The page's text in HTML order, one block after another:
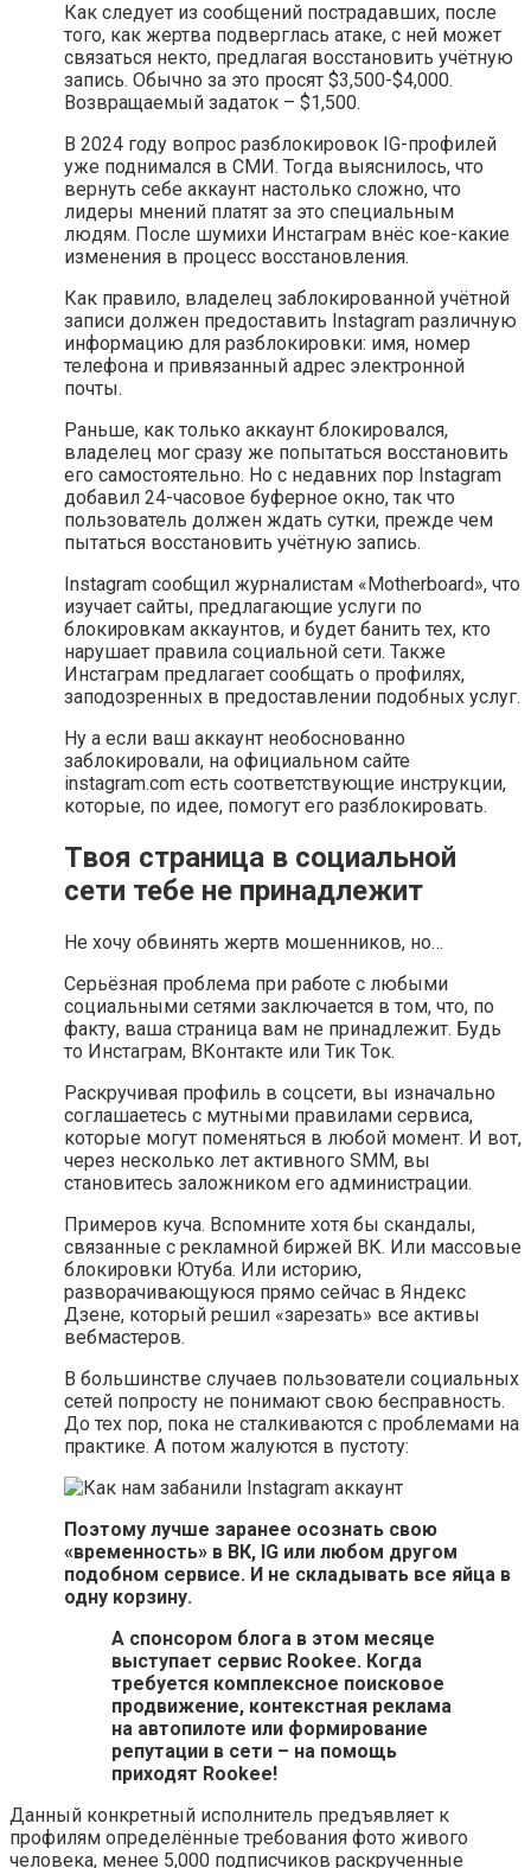
Как следует из сообщений пострадавших, после
того, как жертва подверглась атаке, с ней может
связаться некто, предлагая восстановить учётную
запись. Обычно за это просят $3,500-$4,000.
Возвращаемый задаток – $1,500.
В 2024 году вопрос разблокировок IG-профилей
уже поднимался в СМИ. Тогда выяснилось, что
вернуть себе аккаунт настолько сложно, что
лидеры мнений платят за это специальным
людям. После шумихи Инстаграм внёс кое-какие
изменения в процесс восстановления.
Как правило, владелец заблокированной учётной
записи должен предоставить Instagram различную
информацию для разблокировки: имя, номер
телефона и привязанный адрес электронной
почты.
Раньше, как только аккаунт блокировался,
владелец мог сразу же попытаться восстановить
его самостоятельно. Но с недавних пор Instagram
добавил 24-часовое буферное окно, так что
пользователь должен ждать сутки, прежде чем
пытаться восстановить учётную запись.
Instagram сообщил журналистам «Motherboard», что
изучает сайты, предлагающие услуги по
блокировкам аккаунтов, и будет банить тех, кто
нарушает правила социальной сети. Также
Инстаграм предлагает сообщать о профилях,
заподозренных в предоставлении подобных услуг.
Ну а если ваш аккаунт необоснованно
заблокировали, на официальном сайте
instagram.com есть соответствующие инструкции,
которые, по идее, помогут его разблокировать.
Твоя страница в социальной
сети тебе не принадлежит
Не хочу обвинять жертв мошенников, но…
Серьёзная проблема при работе с любыми
социальными сетями заключается в том, что, по
факту, ваша страница вам не принадлежит. Будь
то Инстаграм, ВКонтакте или Тик Ток.
Раскручивая профиль в соцсети, вы изначально
соглашаетесь с мутными правилами сервиса,
которые могут поменяться в любой момент. И вот,
через несколько лет активного SMM, вы
становитесь заложником его администрации.
Примеров куча. Вспомните хотя бы скандалы,
связанные с рекламной биржей ВК. Или массовые
блокировки Ютуба. Или историю,
разворачивающуюся прямо сейчас в Яндекс
Дзене, который решил «зарезать» все активы
вебмастеров.
В большинстве случаев пользователи социальных
сетей попросту не понимают свою бесправность.
До тех пор, пока не сталкиваются с проблемами на
практике. А потом жалуются в пустоту:
Поэтому лучше заранее осознать свою
«временность» в ВК, IG или любом другом
подобном сервисе. И не складывать все яйца в
одну корзину.
А спонсором блога в этом месяце
выступает сервис Rookee. Когда
требуется комплексное поисковое
продвижение, контекстная реклама
на автопилоте или формирование
репутации в сети – на помощь
приходят Rookee!
Данный конкретный исполнитель предъявляет к
профилям определённые требования фото живого
человека, менее 5,000 подписчиков раскрученные